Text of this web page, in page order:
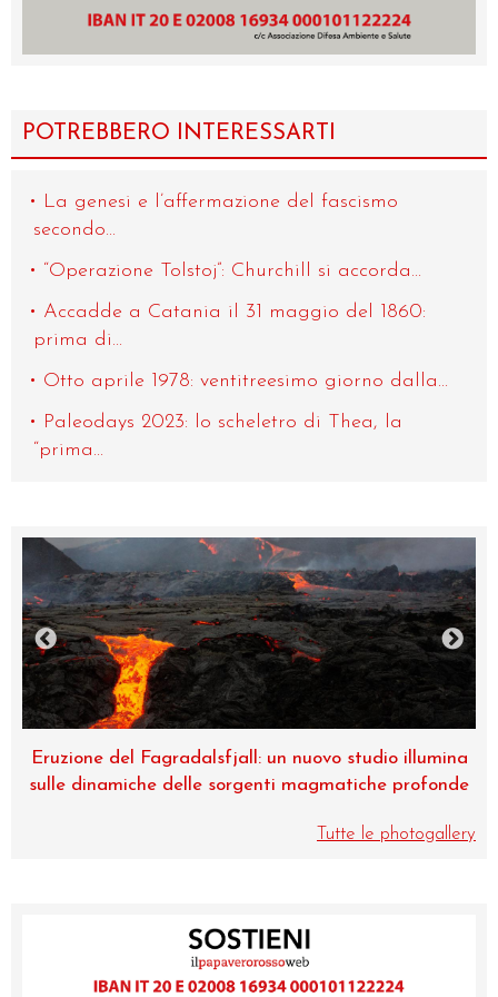
POTREBBERO INTERESSARTI
La genesi e l’affermazione del fascismo
secondo...
“Operazione Tolstoj”: Churchill si accorda...
Accadde a Catania il 31 maggio del 1860:
prima di...
Otto aprile 1978: ventitreesimo giorno dalla...
Paleodays 2023: lo scheletro di Thea, la
“prima...
Eruzione del Fagradalsfjall: un nuovo studio illumina
sulle dinamiche delle sorgenti magmatiche profonde
Tutte le photogallery